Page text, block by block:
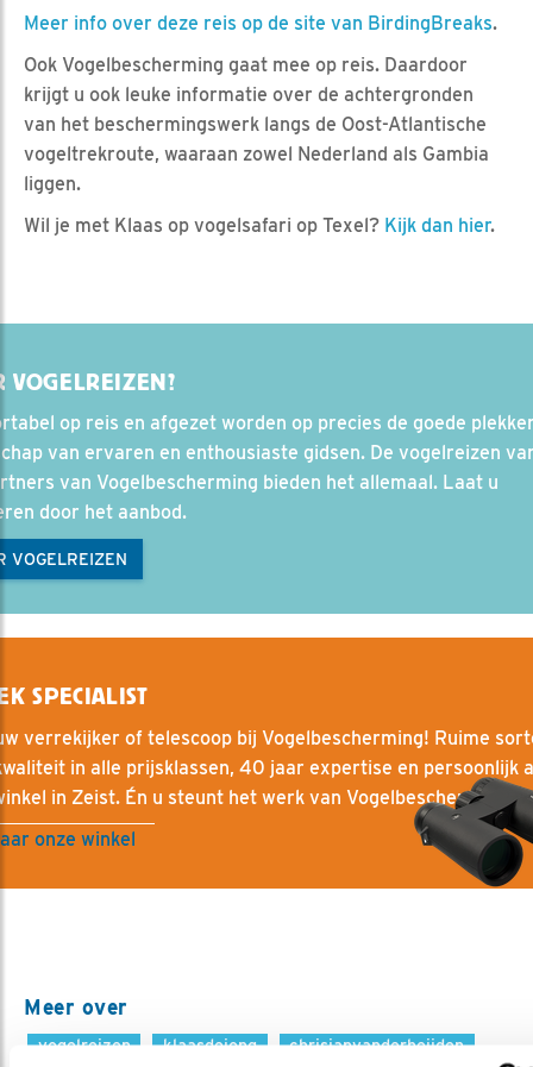
Meer info over deze reis op de site van BirdingBreaks.
Ook Vogelbescherming gaat mee op reis. Daardoor
krijgt u ook leuke informatie over de achtergronden
van het beschermingswerk langs de Oost-Atlantische
vogeltrekroute, waaraan zowel Nederland als Gambia
liggen.
Wil je met Klaas op vogelsafari op Texel? Kijk dan hier.
VOGELREIZEN?
op reis en afgezet worden op precies de goede
van ervaren en enthousiaste gidsen. De vogelreizen
van Vogelbescherming bieden het allemaal. Laat u
door het aanbod.
VOGELREIZEN
SPECIALIST
verrekijker of telescoop bij Vogelbescherming! Ruime
in alle prijsklassen, 40 jaar expertise en persoonlijk
in Zeist. Én u steunt het werk van Vogelbescherming.
onze winkel
Meer over
vogelreizen klaasdejong
chrisjanvanderheijden